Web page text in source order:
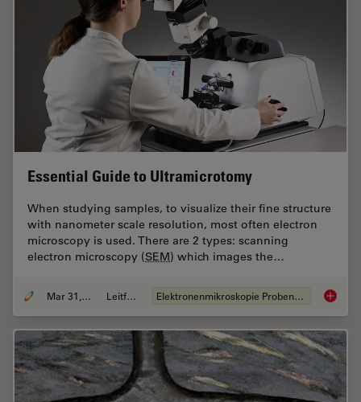
Essential Guide to Ultramicrotomy
When studying samples, to visualize their fine structure
with nanometer scale resolution, most often electron
microscopy is used. There are 2 types: scanning
electron microscopy (SEM) which images the…
Mar 31, 2025 Leitfaden Elektronenmikroskopie Probenvorbereitung